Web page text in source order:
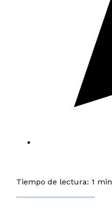
Tiempo de lectura: 1 min